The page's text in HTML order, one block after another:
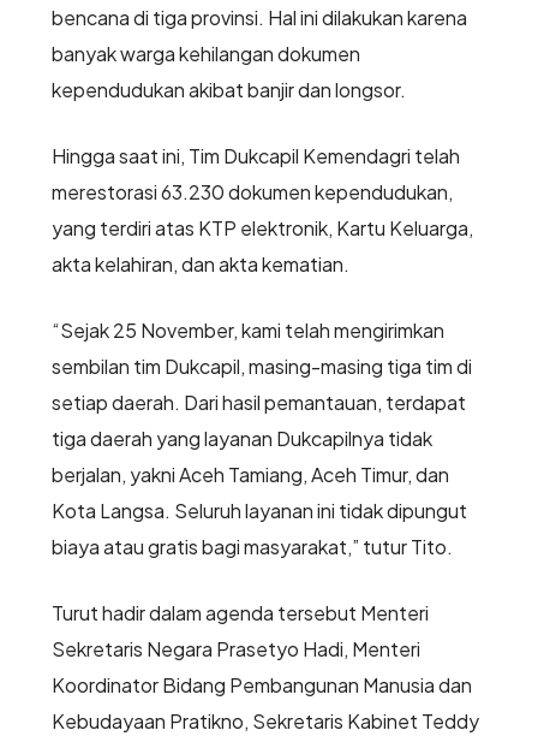
bencana di tiga provinsi. Hal ini dilakukan karena
banyak warga kehilangan dokumen
kependudukan akibat banjir dan longsor.
Hingga saat ini, Tim Dukcapil Kemendagri telah
merestorasi 63.230 dokumen kependudukan,
yang terdiri atas KTP elektronik, Kartu Keluarga,
akta kelahiran, dan akta kematian.
“Sejak 25 November, kami telah mengirimkan
sembilan tim Dukcapil, masing-masing tiga tim di
setiap daerah. Dari hasil pemantauan, terdapat
tiga daerah yang layanan Dukcapilnya tidak
berjalan, yakni Aceh Tamiang, Aceh Timur, dan
Kota Langsa. Seluruh layanan ini tidak dipungut
biaya atau gratis bagi masyarakat,” tutur Tito.
Turut hadir dalam agenda tersebut Menteri
Sekretaris Negara Prasetyo Hadi, Menteri
Koordinator Bidang Pembangunan Manusia dan
Kebudayaan Pratikno, Sekretaris Kabinet Teddy